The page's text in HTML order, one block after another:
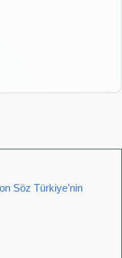
Söz Türkiye’nin